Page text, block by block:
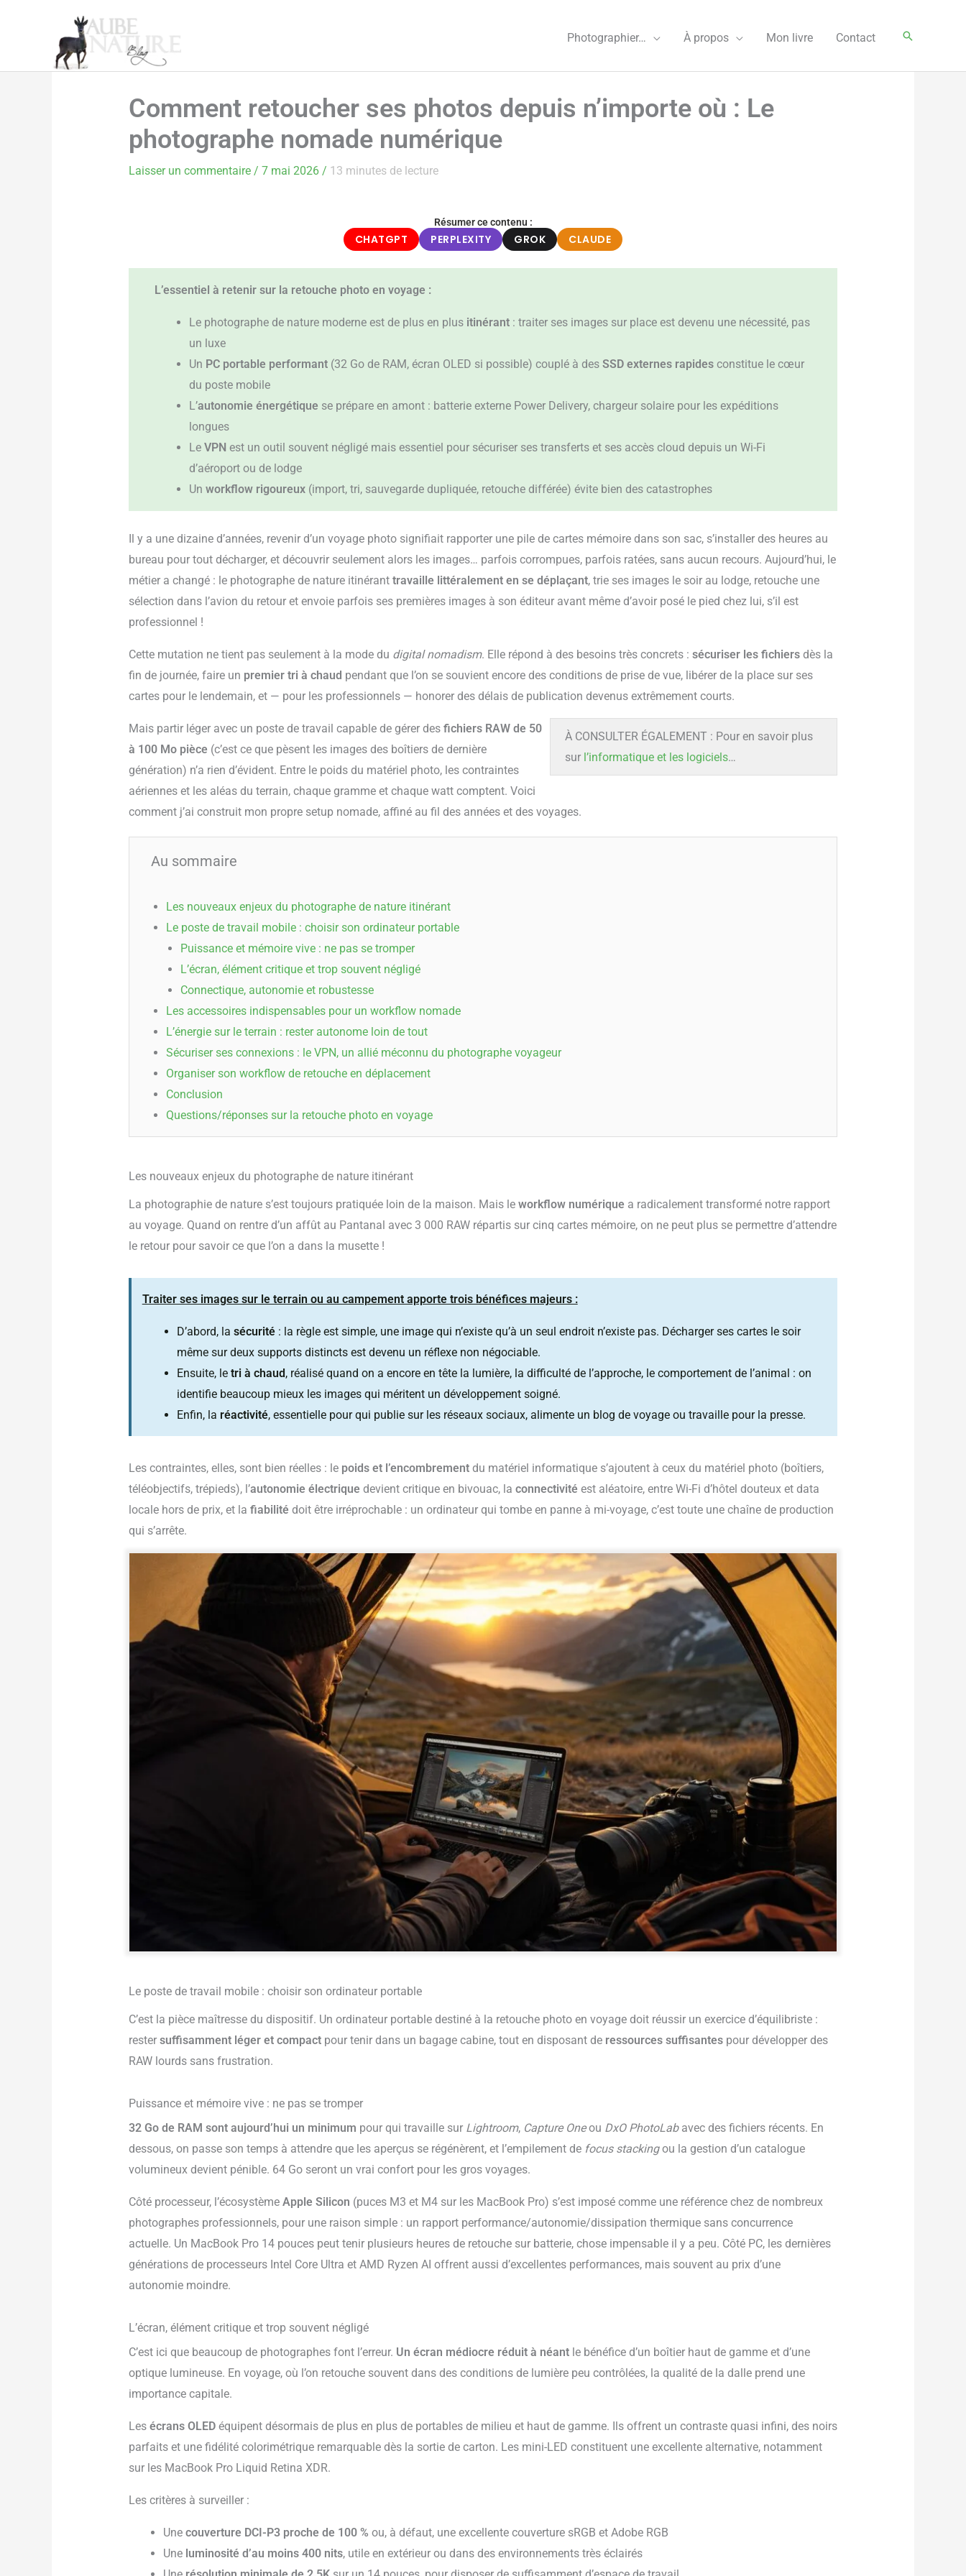
Photographier… À propos Mon livre Contact Rechercher
Comment retoucher ses photos depuis n’importe où : Le
photographe nomade numérique
Laisser un commentaire / 7 mai 2026 / 13 minutes de lecture
Résumer ce contenu :
CHATGPT PERPLEXITY GROK CLAUDE
L’essentiel à retenir sur la retouche photo en voyage :
Le photographe de nature moderne est de plus en plus itinérant: traiter ses images sur place est devenu une nécessité, pas
un luxe
Un PC portable performant(32 Go de RAM, écran OLED si possible) couplé à des SSD externes rapidesconstitue le cœur
du poste mobile
L’autonomie énergétique se prépare en amont : batterie externe Power Delivery, chargeur solaire pour les expéditions
longues
Le VPNest un outil souvent négligé mais essentiel pour sécuriser ses transferts et ses accès cloud depuis un Wi-Fi
d’aéroport ou de lodge
Un workflow rigoureux(import, tri, sauvegarde dupliquée, retouche différée) évite bien des catastrophes
Il y a une dizaine d’années, revenir d’un voyage photo signifiait rapporter une pile de cartes mémoire dans son sac, s’installer des heures au
bureau pour tout décharger, et découvrir seulement alors les images… parfois corrompues, parfois ratées, sans aucun recours. Aujourd’hui, le
métier a changé : le photographe de nature itinérant travaille littéralement en se déplaçant, trie ses images le soir au lodge, retouche une
sélection dans l’avion du retour et envoie parfois ses premières images à son éditeur avant même d’avoir posé le pied chez lui, s’il est
professionnel !
Cette mutation ne tient pas seulement à la mode du digital nomadism. Elle répond à des besoins très concrets : sécuriser les fichiersdès la
fin de journée, faire un premier tri à chaud pendant que l’on se souvient encore des conditions de prise de vue, libérer de la place sur ses
cartes pour le lendemain, et — pour les professionnels — honorer des délais de publication devenus extrêmement courts.
À CONSULTER ÉGALEMENT : Pour en savoir plus
sur l’informatique et les logiciels…
Mais partir léger avec un poste de travail capable de gérer des fichiers RAW de 50
à 100 Mo pièce (c’est ce que pèsent les images des boîtiers de dernière
génération) n’a rien d’évident. Entre le poids du matériel photo, les contraintes
aériennes et les aléas du terrain, chaque gramme et chaque watt comptent. Voici
comment j’ai construit mon propre setup nomade, affiné au fil des années et des voyages.
Au sommaire
Les nouveaux enjeux du photographe de nature itinérant
Le poste de travail mobile : choisir son ordinateur portable
Puissance et mémoire vive : ne pas se tromper
L’écran, élément critique et trop souvent négligé
Connectique, autonomie et robustesse
Les accessoires indispensables pour un workflow nomade
L’énergie sur le terrain : rester autonome loin de tout
Sécuriser ses connexions : le VPN, un allié méconnu du photographe voyageur
Organiser son workflow de retouche en déplacement
Conclusion
Questions/réponses sur la retouche photo en voyage
Les nouveaux enjeux du photographe de nature itinérant
La photographie de nature s’est toujours pratiquée loin de la maison. Mais le workflow numérique a radicalement transformé notre rapport
au voyage. Quand on rentre d’un affût au Pantanal avec 3 000 RAW répartis sur cinq cartes mémoire, on ne peut plus se permettre d’attendre
le retour pour savoir ce que l’on a dans la musette !
Traiter ses images sur le terrain ou au campement apporte trois bénéfices majeurs :
D’abord, la sécurité: la règle est simple, une image qui n’existe qu’à un seul endroit n’existe pas. Décharger ses cartes le soir
même sur deux supports distincts est devenu un réflexe non négociable.
Ensuite, le tri à chaud, réalisé quand on a encore en tête la lumière, la difficulté de l’approche, le comportement de l’animal : on
identifie beaucoup mieux les images qui méritent un développement soigné.
Enfin, la réactivité, essentielle pour qui publie sur les réseaux sociaux, alimente un blog de voyage ou travaille pour la presse.
Les contraintes, elles, sont bien réelles : le poids et l’encombrementdu matériel informatique s’ajoutent à ceux du matériel photo (boîtiers,
téléobjectifs, trépieds), l’autonomie électrique devient critique en bivouac, la connectivité est aléatoire, entre Wi-Fi d’hôtel douteux et data
locale hors de prix, et la fiabilité doit être irréprochable : un ordinateur qui tombe en panne à mi-voyage, c’est toute une chaîne de production
qui s’arrête.
Le poste de travail mobile : choisir son ordinateur portable
C’est la pièce maîtresse du dispositif. Un ordinateur portable destiné à la retouche photo en voyage doit réussir un exercice d’équilibriste :
rester suffisamment léger et compactpour tenir dans un bagage cabine, tout en disposant de ressources suffisantespour développer des
RAW lourds sans frustration.
Puissance et mémoire vive : ne pas se tromper
32 Go de RAM sont aujourd’hui un minimum pour qui travaille sur Lightroom, Capture Oneou DxO PhotoLab avec des fichiers récents. En
dessous, on passe son temps à attendre que les aperçus se régénèrent, et l’empilement de focus stackingou la gestion d’un catalogue
volumineux devient pénible. 64 Go seront un vrai confort pour les gros voyages.
Côté processeur, l’écosystème Apple Silicon (puces M3 et M4 sur les MacBook Pro) s’est imposé comme une référence chez de nombreux
photographes professionnels, pour une raison simple : un rapport performance/autonomie/dissipation thermique sans concurrence
actuelle. Un MacBook Pro 14 pouces peut tenir plusieurs heures de retouche sur batterie, chose impensable il y a peu. Côté PC, les dernières
générations de processeurs Intel Core Ultra et AMD Ryzen AI offrent aussi d’excellentes performances, mais souvent au prix d’une
autonomie moindre.
L’écran, élément critique et trop souvent négligé
C’est ici que beaucoup de photographes font l’erreur. Un écran médiocre réduit à néantle bénéfice d’un boîtier haut de gamme et d’une
optique lumineuse. En voyage, où l’on retouche souvent dans des conditions de lumière peu contrôlées, la qualité de la dalle prend une
importance capitale.
Les écrans OLEDéquipent désormais de plus en plus de portables de milieu et haut de gamme. Ils offrent un contraste quasi infini, des noirs
parfaits et une fidélité colorimétrique remarquable dès la sortie de carton. Les mini-LED constituent une excellente alternative, notamment
sur les MacBook Pro Liquid Retina XDR.
Les critères à surveiller :
Une couverture DCI-P3 proche de 100 % ou, à défaut, une excellente couverture sRGB et Adobe RGB
Une luminosité d’au moins 400 nits, utile en extérieur ou dans des environnements très éclairés